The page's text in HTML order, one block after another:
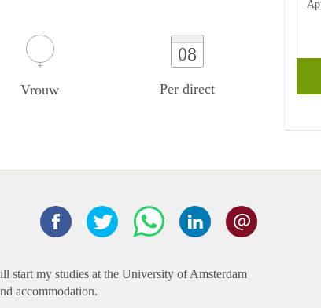
Vrouw
08
Per direct
start my studies at the University of Amsterdam
accommodation.